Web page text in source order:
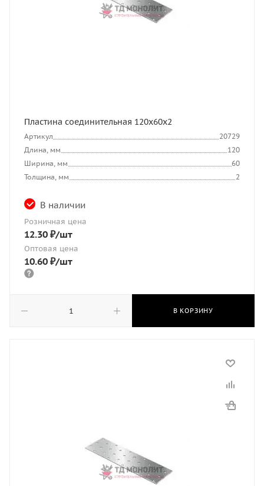
Пластина соединительная 120х60х2
Артикул
20729
Длина, мм
120
Ширина, мм
60
Толщина, мм
2
В наличии
Розничная цена
12.30 ₽/шт
Оптовая цена
10.60 ₽/шт
В КОРЗИНУ